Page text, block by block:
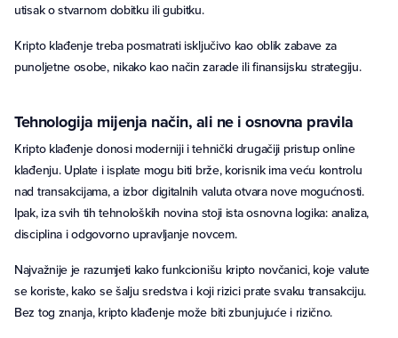
utisak o stvarnom dobitku ili gubitku.
Kripto klađenje treba posmatrati isključivo kao oblik zabave za
punoljetne osobe, nikako kao način zarade ili finansijsku strategiju.
Tehnologija mijenja način, ali ne i osnovna pravila
Kripto klađenje donosi moderniji i tehnički drugačiji pristup online
klađenju. Uplate i isplate mogu biti brže, korisnik ima veću kontrolu
nad transakcijama, a izbor digitalnih valuta otvara nove mogućnosti.
Ipak, iza svih tih tehnoloških novina stoji ista osnovna logika: analiza,
disciplina i odgovorno upravljanje novcem.
Najvažnije je razumjeti kako funkcionišu kripto novčanici, koje valute
se koriste, kako se šalju sredstva i koji rizici prate svaku transakciju.
Bez tog znanja, kripto klađenje može biti zbunjujuće i rizično.